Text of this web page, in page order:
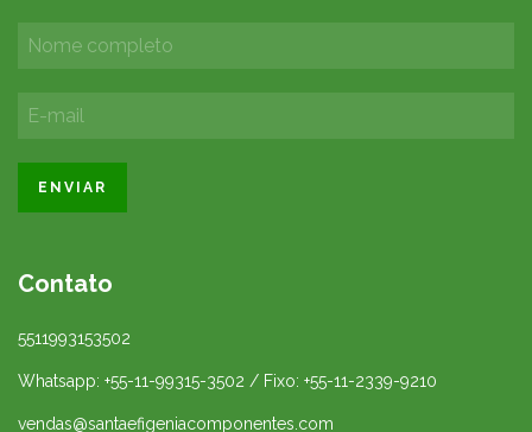
Contato
5511993153502
Whatsapp: +55-11-99315-3502 / Fixo: +55-11-2339-9210
vendas@santaefigeniacomponentes.com